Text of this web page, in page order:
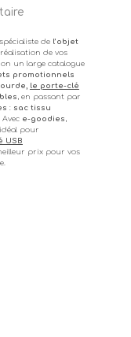
spécialiste de l’objet
de vos
un large catalogue
promotionnels
le porte-clé
, en passant par
: sac tissu
e-goodies ,
idéal pour
USB
prix pour vos